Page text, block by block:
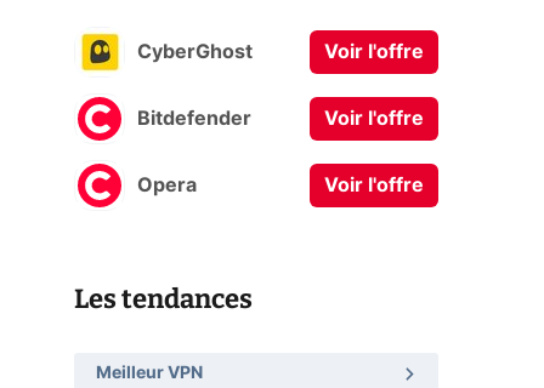
CyberGhost Voir l'offre
Bitdefender Voir l'offre
Opera Voir l'offre
Les tendances
Meilleur VPN